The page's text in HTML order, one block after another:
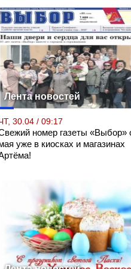
Лента новостей
30.04 / 09:17
номер газеты «Выбор»
уже в киосках и магазинах